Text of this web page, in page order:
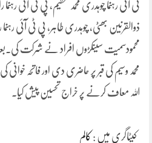
ٹی آئی رہنما چوہدری محمد عظیم، پی ٹی آئی رہنما
ذوالقرنین بھٹی، چوہدری طاہر، پی ٹی آئی
محمودسمیت سینکڑوں افراد نے شرکت
محمد وسیم کی قبر پر حاضری دی اور فاتحہ
اللہ معاف کرنے پر خراج تحسین پیش کیا۔
کیٹاگری میں : کالم